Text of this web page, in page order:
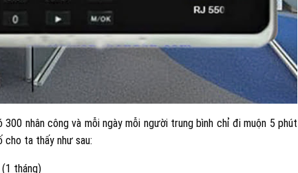
nhân công và mỗi ngày mỗi người trung bình chỉ đi muộn 5 phút
ta thấy như sau:
tháng)